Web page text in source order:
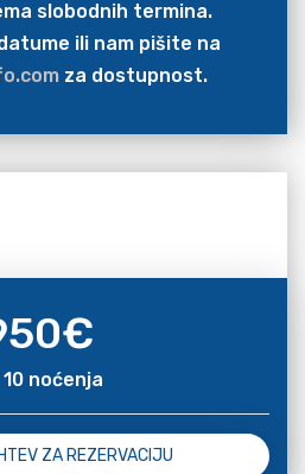
slobodnih termina.
ili nam pišite na
za dostupnost.
€
10 noćenja
ZA REZERVACIJU